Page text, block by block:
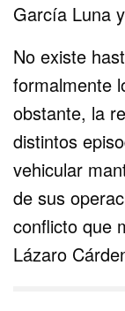
García Luna
No existe
formalmente
obstante, la
distintos
vehicular
de sus
conflicto que
Lázaro